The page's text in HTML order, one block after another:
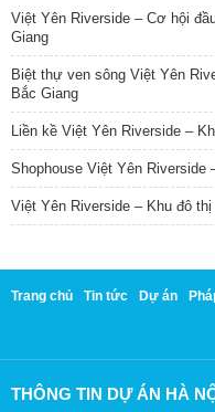
Việt Yên Riverside – Cơ hội
Giang
Biệt thự ven sông Việt Yên
Bắc Giang
Liền kề Việt Yên Riverside –
Shophouse Việt Yên
Việt Yên Riverside – Khu đô
Trang chủ Tin tức Dự án
THÔNG TIN DỰ ÁN HÀ